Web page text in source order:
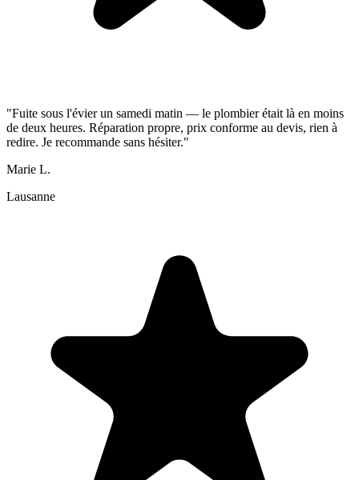
"Fuite sous l'évier un samedi matin — le plombier était là en moins
de deux heures. Réparation propre, prix conforme au devis, rien à
redire. Je recommande sans hésiter."
Marie L.
Lausanne